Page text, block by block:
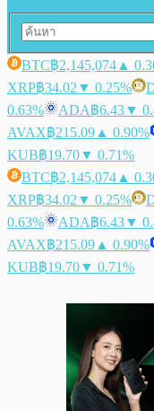
BTC฿2,145,074 ▲
XRP฿34.02 ▼ 0.25%
0.63%
ADA฿6.43▼
AVAX฿215.09 ▲ 0.90%
KUB฿19.70▼ 0.71%
BTC฿2,145,074 ▲
XRP฿34.02 ▼ 0.25%
0.63%
ADA฿6.43▼
AVAX฿215.09 ▲ 0.90%
KUB฿19.70▼ 0.71%